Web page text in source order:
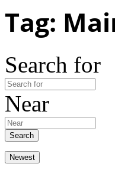
Tag:
Search for
Near
Search
Newest